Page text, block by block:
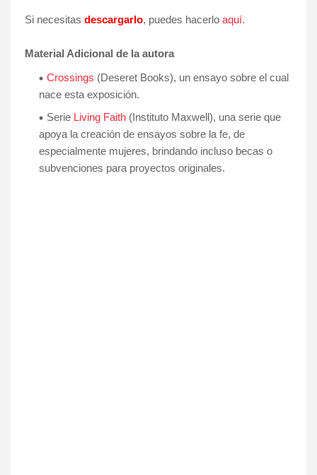
Si necesitas descargarlo, puedes hacerlo aquí.
Material Adicional de la autora
Crossings (Deseret Books), un ensayo sobre el cual
nace esta exposición.
Serie Living Faith (Instituto Maxwell), una serie que
apoya la creación de ensayos sobre la fe, de
especialmente mujeres, brindando incluso becas o
subvenciones para proyectos originales.